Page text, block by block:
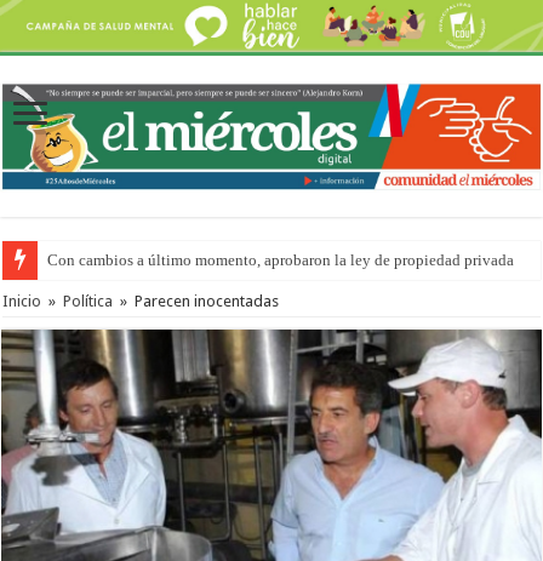
Con cambios a último momento, aprobaron la ley de propiedad privada
Adopción en Entre Ríos: el 35% de los 90 niños, niñas y adolescentes que
Inicio » Política » Parecen inocentadas